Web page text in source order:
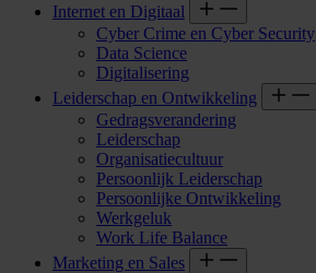
Internet en Digitaal
Cyber Crime en Cyber Security
Data Science
Digitalisering
Leiderschap en Ontwikkeling
Gedragsverandering
Leiderschap
Organisatiecultuur
Persoonlijk Leiderschap
Persoonlijke Ontwikkeling
Werkgeluk
Work Life Balance
Marketing en Sales